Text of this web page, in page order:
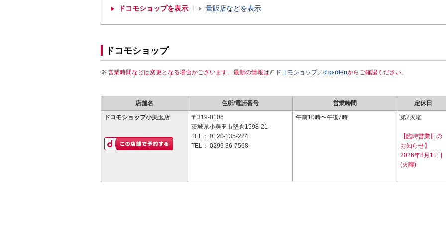
ドコモショップを表示 量販店などを表示
ドコモショップ
営業時間などは変更となる場合がございます。最新の情報は ドコモショップ／d gardenからご確認ください。
店舗名 住所/電話番号 営業時間 定休日
ドコモショップ小美玉店
〒319-0106
茨城県小美玉市堅倉1598-21
TEL： 0120-135-224
TEL： 0299-36-7568
午前10時〜午後7時 第2火曜
【臨時営業日の
お知らせ】
2026年8月11日
(火曜)